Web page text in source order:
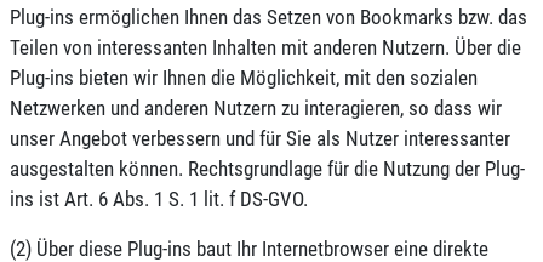
Plug-ins ermöglichen Ihnen das Setzen von Bookmarks bzw. das
Teilen von interessanten Inhalten mit anderen Nutzern. Über die
Plug-ins bieten wir Ihnen die Möglichkeit, mit den sozialen
Netzwerken und anderen Nutzern zu interagieren, so dass wir
unser Angebot verbessern und für Sie als Nutzer interessanter
ausgestalten können. Rechtsgrundlage für die Nutzung der Plug-
ins ist Art. 6 Abs. 1 S. 1 lit. f DS-GVO.
(2) Über diese Plug-ins baut Ihr Internetbrowser eine direkte